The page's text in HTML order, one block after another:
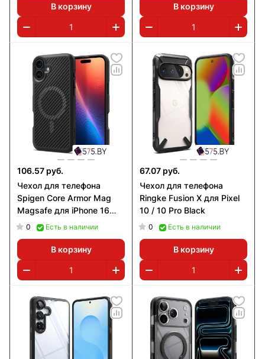
В корзину В корзину
106.57 руб.
Чехол для телефона
Spigen Core Armor Mag
Magsafe для iPhone 16
Matte Black
0 Есть в наличии
В корзину
67.07 руб.
Чехол для телефона
Ringke Fusion X для Pixel
10 / 10 Pro Black
0 Есть в наличии
В корзину